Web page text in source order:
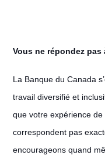
Vous ne répondez
La Banque du Canada
travail diversifié et
que votre expérience
correspondent pas
encourageons quand